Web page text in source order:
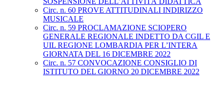
Circ. n. 60 PROVE ATTITUDINALI INDIRIZZO
MUSICALE
Circ. n. 59 PROCLAMAZIONE SCIOPERO
GENERALE REGIONALE INDETTO DA CGIL E
UIL REGIONE LOMBARDIA PER L’INTERA
GIORNATA DEL 16 DICEMBRE 2022
Circ. n. 57 CONVOCAZIONE CONSIGLIO DI
ISTITUTO DEL GIORNO 20 DICEMBRE 2022